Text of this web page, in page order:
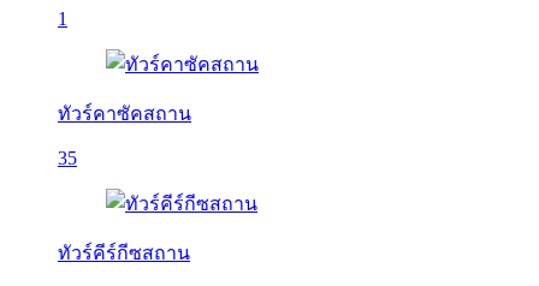
1
ทัวร์คาซัคสถาน
35
ทัวร์คีร์กีซสถาน